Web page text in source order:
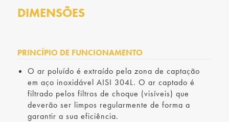
DIMENSÕES
PRINCÍPIO DE FUNCIONAMENTO
O ar poluído é extraído pela zona de captação
em aço inoxidável AISI 304L. O ar captado é
filtrado pelos filtros de choque (visíveis) que
deverão ser limpos regularmente de forma a
garantir a sua eficiência.